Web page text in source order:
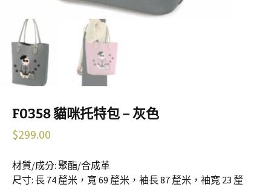
F0358 貓咪托特包 – 灰色
$299.00
材質/成分: 聚酯/合成革
尺寸: 長 74 釐米，寬 69 釐米，袖長 87 釐米，袖寬 23 釐